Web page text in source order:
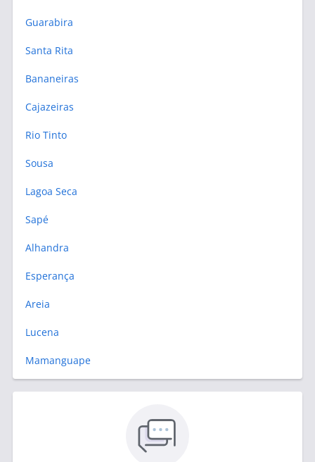
Guarabira
Santa Rita
Bananeiras
Cajazeiras
Rio Tinto
Sousa
Lagoa Seca
Sapé
Alhandra
Esperança
Areia
Lucena
Mamanguape